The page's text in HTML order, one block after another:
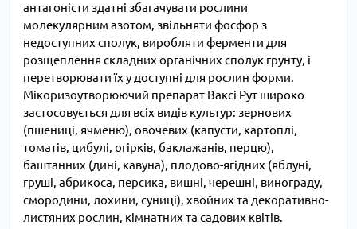
антагоністи здатні збагачувати рослини
молекулярним азотом, звільняти фосфор з
недоступних сполук, виробляти ферменти для
розщеплення складних органічних сполук грунту, і
перетворювати їх у доступні для рослин форми.
Мікоризоутворюючий препарат Ваксі Рут широко
застосовується для всіх видів культур: зернових
(пшениці, ячменю), овочевих (капусти, картоплі,
томатів, цибулі, огірків, баклажанів, перцю),
баштанних (дині, кавуна), плодово-ягідних (яблуні,
груші, абрикоса, персика, вишні, черешні, винограду,
смородини, лохини, суниці), хвойних та декоративно-
листяних рослин, кімнатних та садових квітів.